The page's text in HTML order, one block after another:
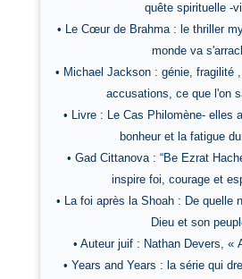
quête spirituelle -
• Le Cœur de Brahma : le thriller
monde va
• Michael Jackson : génie, fragilité
accusations, ce que l'on
• Livre : Le Cas Philomène- elles
bonheur et la fatigue
• Gad Cittanova : “Be Ezrat
inspire foi, courage et
• La foi après la Shoah : De quelle
Dieu et son
• Auteur juif : Nathan Devers, «
• Years and Years : la série qui